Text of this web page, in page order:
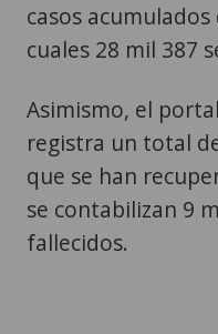
casos
cuales 28 mil 387
Asimismo, el
registra un total
que se han
se contabilizan 9
fallecidos.